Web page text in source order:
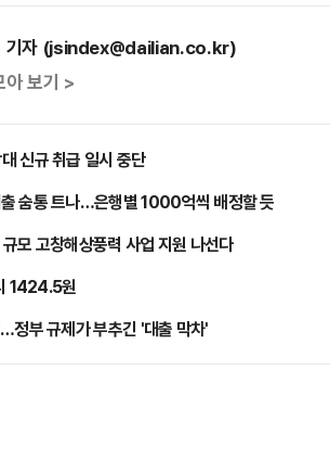
기자 (jsindex@dailian.co.kr)
아 보기 >
신규 취급 일시 중단
숨통 트나…은행별 1000억씩 배정할 듯
모 고창해상풍력 사업 지원 나선다
1424.5원
정부 규제가 부추긴 '대출 막차'